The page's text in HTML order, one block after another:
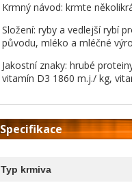
Krmný návod: krmte
Složení: ryby a vedlejší rybí
původu, mléko a mléčné
Jakostní znaky: hrubé
vitamín D3 1860 m.j./ kg,
Specifikace
Typ krmiva